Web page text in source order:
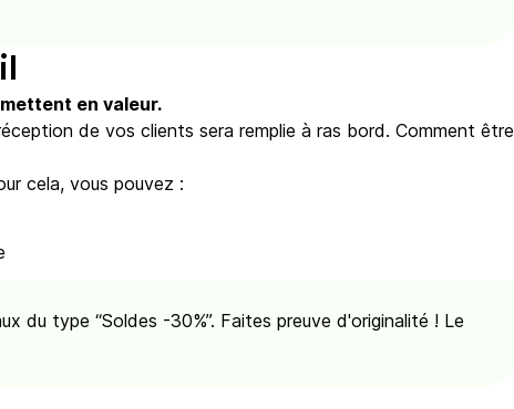
en valeur.
de vos clients sera remplie à ras bord. Comment être
cela, vous pouvez :
du type “Soldes -30%”. Faites preuve d'originalité ! Le